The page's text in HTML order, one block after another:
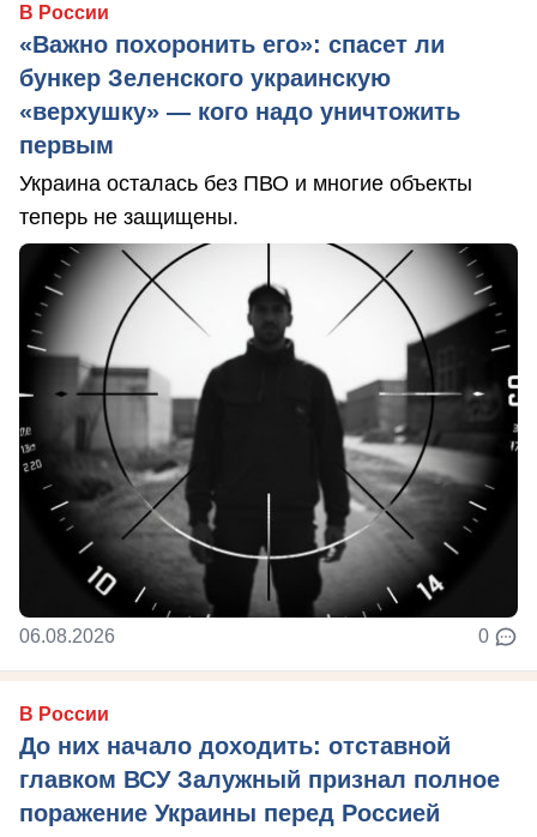
В России
«Важно похоронить его»: спасет ли
бункер Зеленского украинскую
«верхушку» — кого надо уничтожить
первым
Украина осталась без ПВО и многие объекты
теперь не защищены.
06.08.2026 0
В России
До них начало доходить: отставной
главком ВСУ Залужный признал полное
поражение Украины перед Россией